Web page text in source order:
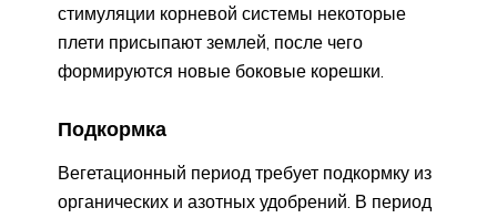
стимуляции корневой системы некоторые
плети присыпают землей, после чего
формируются новые боковые корешки.
Подкормка
Вегетационный период требует подкормку из
органических и азотных удобрений. В период